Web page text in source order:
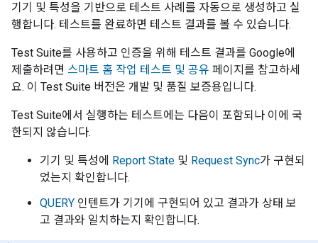
기기 및 특성을 기반으로 테스트 사례를 자동으로 생성하고 실
행합니다. 테스트를 완료하면 테스트 결과를 볼 수 있습니다.
Test Suite를 사용하고 인증을 위해 테스트 결과를 Google에
제출하려면 스마트 홈 작업 테스트 및 공유 페이지를 참고하세
요. 이 Test Suite 버전은 개발 및 품질 보증용입니다.
Test Suite에서 실행하는 테스트에는 다음이 포함되나 이에 국
한되지 않습니다.
기기 및 특성에 Report State 및 Request Sync가 구현되
었는지 확인합니다.
QUERY 인텐트가 기기에 구현되어 있고 결과가 상태 보
고 결과와 일치하는지 확인합니다.